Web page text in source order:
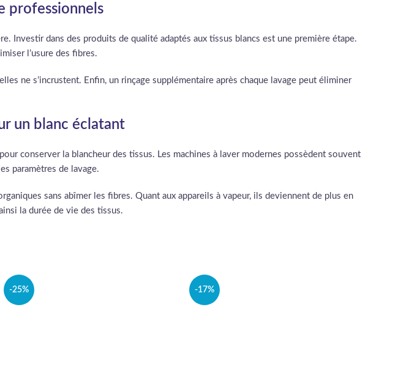
professionnels
Investir dans des produits de qualité adaptés aux tissus blancs est une première étape.
l’usure des fibres.
ne s’incrustent. Enfin, un rinçage supplémentaire après chaque lavage peut éliminer
un blanc éclatant
conserver la blancheur des tissus. Les machines à laver modernes possèdent souvent
paramètres de lavage.
sans abîmer les fibres. Quant aux appareils à vapeur, ils deviennent de plus en
la durée de vie des tissus.
-25% -17%